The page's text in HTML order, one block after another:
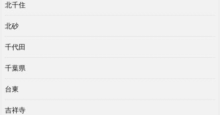
北千住
北砂
千代田
千葉県
台東
吉祥寺